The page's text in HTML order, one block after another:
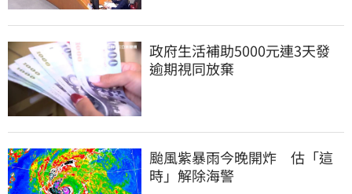
政府生活補助5000元連3天發
逾期視同放棄
颱風紫暴雨今晚開炸　估「這
時」解除海警